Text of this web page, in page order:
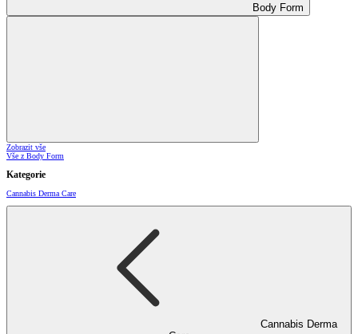
Body Form
Zobrazit vše
Vše z Body Form
Kategorie
Cannabis Derma Care
Cannabis Derma